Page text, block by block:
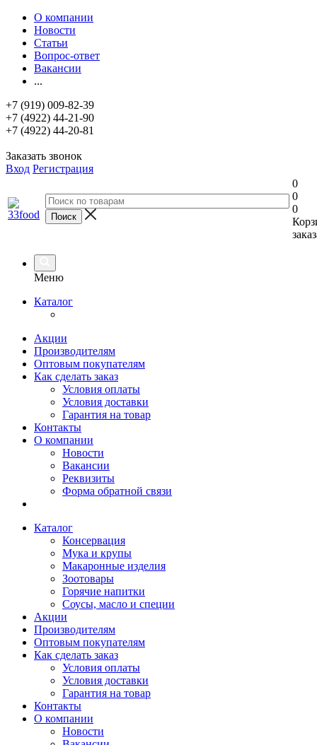
О компании
Новости
Статьи
Вопрос-ответ
Вакансии
...
+7 (919) 009-82-39
+7 (4922) 44-21-90
+7 (4922) 44-20-81
Заказать звонок
Вход Регистрация
0
0
0
Меню
Каталог
Акции
Производителям
Оптовым покупателям
Как сделать заказ
Условия оплаты
Условия доставки
Гарантия на товар
Контакты
О компании
Новости
Вакансии
Реквизиты
Форма обратной связи
Каталог
Консервация
Мука и крупы
Макаронные изделия
Зоотовары
Горячие напитки
Соусы, масло и специи
Акции
Производителям
Оптовым покупателям
Как сделать заказ
Условия оплаты
Условия доставки
Гарантия на товар
Контакты
О компании
Новости